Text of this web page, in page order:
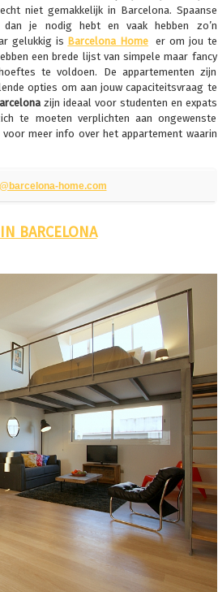
niet gemakkelijk in Barcelona. Spaanse
dan je nodig hebt en vaak hebben zo’n
gelukkig is Barcelona Home er om jou te
een brede lijst van simpele maar fancy
te voldoen. De appartementen zijn
opties om aan jouw capaciteitsvraag te
zijn ideaal voor studenten en expats
te moeten verplichten aan ongewenste
voor meer info over het appartement waarin
home.com
BARCELONA